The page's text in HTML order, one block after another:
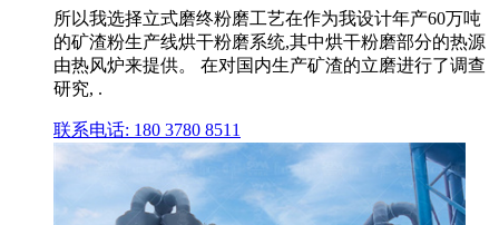
所以我选择立式磨终粉磨工艺在作为我设计年产60万吨
的矿渣粉生产线烘干粉磨系统,其中烘干粉磨部分的热源
由热风炉来提供。 在对国内生产矿渣的立磨进行了调查
研究, .
联系电话: 180 3780 8511